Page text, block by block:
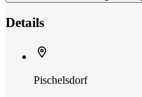
Details
Pischelsdorf